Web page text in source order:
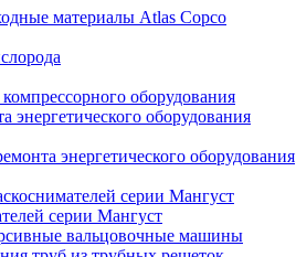
материалы Atlas Copco
оборудования
энергетического оборудования
энергетического оборудования
серии Мангуст
серии Мангуст
вальцовочные машины